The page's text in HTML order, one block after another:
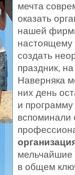
мечта
оказать
нашей
настоящему
создать
праздник,
Наверняка
них день
и
вспоминали
мельчайшие
в общем